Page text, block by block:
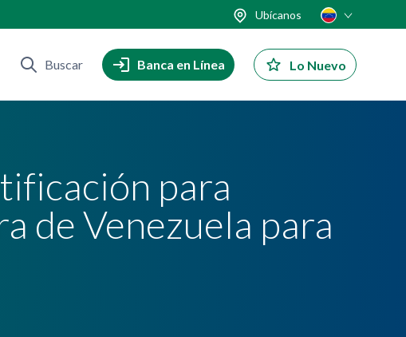
Ubícanos
Buscar Banca en Línea Lo Nuevo
para
de Venezuela para